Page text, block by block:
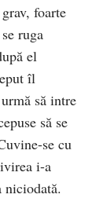
foarte
ruga
el
îl
să intre
să se
se cu
i-a
niciodată.